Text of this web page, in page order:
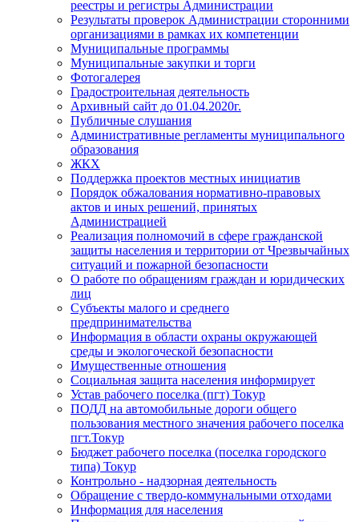
реестры и регистры Администрации
Результаты проверок Администрации сторонними
организациями в рамках их компетенции
Муниципальные программы
Муниципальные закупки и торги
Фотогалерея
Градостроительная деятельность
Архивный сайт до 01.04.2020г.
Публичные слушания
Административные регламенты муниципального
образования
ЖКХ
Поддержка проектов местных инициатив
Порядок обжалования нормативно-правовых
актов и иных решений, принятых
Администрацией
Реализация полномочий в сфере гражданской
защиты населения и территории от Чрезвычайных
ситуаций и пожарной безопасности
О работе по обращениям граждан и юридических
лиц
Субъекты малого и среднего
предпринимательства
Информация в области охраны окружающей
среды и экологоческой безопасности
Имущественные отношения
Социальная защита населения информирует
Устав рабочего поселка (пгт) Токур
ПОДД на автомобильные дороги общего
пользования местного значения рабочего поселка
пгт.Токур
Бюджет рабочего поселка (поселка городского
типа) Токур
Контрольно - надзорная деятельность
Обращение с твердо-коммунальными отходами
Информация для населения